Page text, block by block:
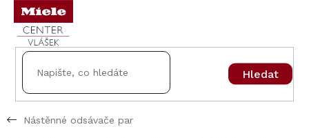
Přejít
obsah
Hledat
Nástěnné odsávače par